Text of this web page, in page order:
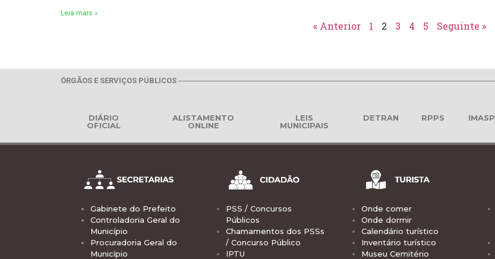
Leia mais »
« Anterior 1 2 3 4 5 Seguinte »
ÓRGÃOS E SERVIÇOS PÚBLICOS
DIÁRIO
OFICIAL
ALISTAMENTO
ONLINE
LEIS
MUNICIPAIS
DETRAN RPPS IMASP
Gabinete do Prefeito
Controladoria Geral do
Município
Procuradoria Geral do
Município
PSS / Concursos
Públicos
Chamamentos dos PSSs
/ Concurso Público
IPTU
Onde comer
Onde dormir
Calendário turístico
Inventário turístico
Museu Cemitério